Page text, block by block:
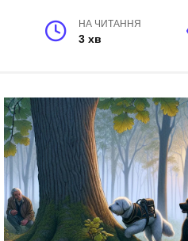
НА ЧИТАННЯ
3 хв